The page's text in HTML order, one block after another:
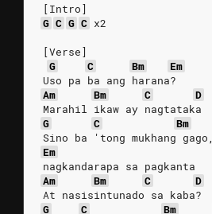
[Intro]
G C G C x2
[Verse]
G
C Bm
Em
Uso pa ba ang harana?
Am
Bm C
D
Marahil ikaw ay nagtataka
G
C
Bm
Sino ba 'tong mukhang gago,
Em
nagkandarapa sa pagkanta
Am
Bm C
D
At nasisintunado sa kaba?
G
C Bm